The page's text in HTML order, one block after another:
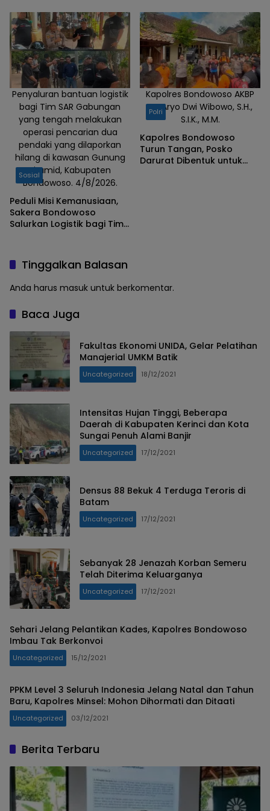
Tim Gabungan
Penyaluran bantuan logistik
bagi Tim SAR Gabungan
yang tengah melakukan
operasi pencarian dua
pendaki yang dilaporkan
hilang di kawasan Gunung
Piramid, Kabupaten
Bondowoso. 4/8/2026.
Sosial
Peduli Misi Kemanusiaan,
Sakera Bondowoso
Salurkan Logistik bagi Tim
Kapolres Bondowoso AKBP
Dr. Aryo Dwi Wibowo, S.H.,
S.I.K., M.M.
Polri
Kapolres Bondowoso
Turun Tangan, Posko
Darurat Dibentuk untuk
Tinggalkan Balasan
Anda harus masuk untuk berkomentar.
Baca Juga
Fakultas Ekonomi UNIDA, Gelar Pelatihan
Manajerial UMKM Batik
Uncategorized 18/12/2021
Intensitas Hujan Tinggi, Beberapa
Daerah di Kabupaten Kerinci dan Kota
Sungai Penuh Alami Banjir
Uncategorized 17/12/2021
Densus 88 Bekuk 4 Terduga Teroris di
Batam
Uncategorized 17/12/2021
Sebanyak 28 Jenazah Korban Semeru
Telah Diterima Keluarganya
Uncategorized 17/12/2021
Sehari Jelang Pelantikan Kades, Kapolres Bondowoso
Imbau Tak Berkonvoi
Uncategorized 15/12/2021
PPKM Level 3 Seluruh Indonesia Jelang Natal dan Tahun
Baru, Kapolres Minsel: Mohon Dihormati dan Ditaati
Uncategorized 03/12/2021
Berita Terbaru